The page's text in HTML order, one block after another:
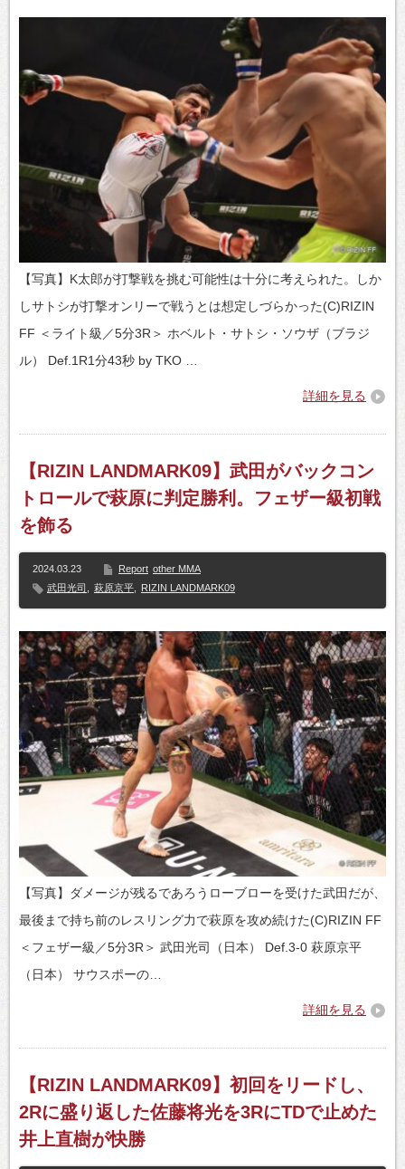
【写真】K太郎が打撃戦を挑む可能性は十分に考えられた。しか
しサトシが打撃オンリーで戦うとは想定しづらかった(C)RIZIN
FF ＜ライト級／5分3R＞ ホベルト・サトシ・ソウザ（ブラジ
ル） Def.1R1分43秒 by TKO …
詳細を見る
【RIZIN LANDMARK09】武田がバックコン
トロールで萩原に判定勝利。フェザー級初戦
を飾る
2024.03.23 Report other MMA
武田光司
萩原京平 RIZIN LANDMARK09
【写真】ダメージが残るであろうローブローを受けた武田だが、
最後まで持ち前のレスリング力で萩原を攻め続けた(C)RIZIN FF
＜フェザー級／5分3R＞ 武田光司（日本） Def.3-0 萩原京平
（日本） サウスポーの…
詳細を見る
【RIZIN LANDMARK09】初回をリードし、
2Rに盛り返した佐藤将光を3RにTDで止めた
井上直樹が快勝